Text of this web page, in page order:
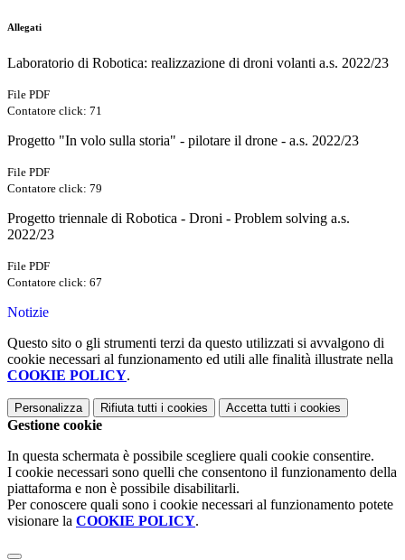
Allegati
Laboratorio di Robotica: realizzazione di droni volanti a.s. 2022/23
File PDF
Contatore click: 71
Progetto "In volo sulla storia" - pilotare il drone - a.s. 2022/23
File PDF
Contatore click: 79
Progetto triennale di Robotica - Droni - Problem solving a.s.
2022/23
File PDF
Contatore click: 67
Notizie
Questo sito o gli strumenti terzi da questo utilizzati si avvalgono di
cookie necessari al funzionamento ed utili alle finalità illustrate nella
COOKIE POLICY.
Personalizza Rifiuta tutti i cookies Accetta tutti i cookies
Gestione cookie
In questa schermata è possibile scegliere quali cookie consentire.
I cookie necessari sono quelli che consentono il funzionamento della
piattaforma e non è possibile disabilitarli.
Per conoscere quali sono i cookie necessari al funzionamento potete
visionare la COOKIE POLICY.